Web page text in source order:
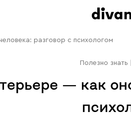
разговор с психологом
Полезно знать
— как